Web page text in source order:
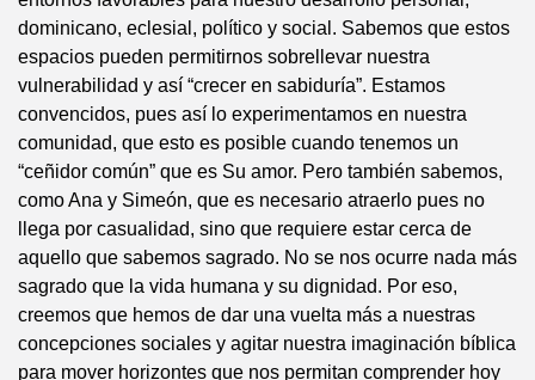
dominicano, eclesial, político y social. Sabemos que estos
espacios pueden permitirnos sobrellevar nuestra
vulnerabilidad y así “crecer en sabiduría”. Estamos
convencidos, pues así lo experimentamos en nuestra
comunidad, que esto es posible cuando tenemos un
“ceñidor común” que es Su amor. Pero también sabemos,
como Ana y Simeón, que es necesario atraerlo pues no
llega por casualidad, sino que requiere estar cerca de
aquello que sabemos sagrado. No se nos ocurre nada más
sagrado que la vida humana y su dignidad. Por eso,
creemos que hemos de dar una vuelta más a nuestras
concepciones sociales y agitar nuestra imaginación bíblica
para mover horizontes que nos permitan comprender hoy